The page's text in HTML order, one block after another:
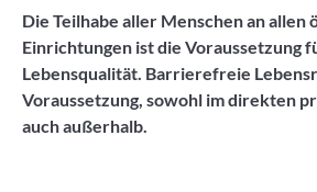
Die Teilhabe aller Menschen an
Einrichtungen ist die Voraussetzung
Lebensqualität. Barrierefreie
Voraussetzung, sowohl im direkten
auch außerhalb.